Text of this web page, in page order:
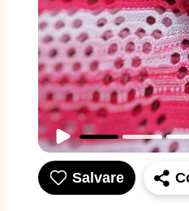
Salvare